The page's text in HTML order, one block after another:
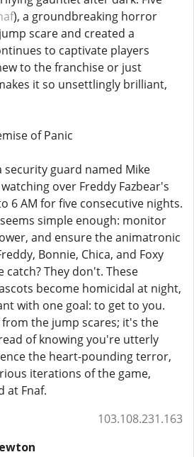
), a groundbreaking horror
scare and created a
to captivate players
to the franchise or just
it so unsettlingly brilliant,
of Panic
security guard named Mike
over Freddy Fazbear's
6 AM for five consecutive nights.
simple enough: monitor
and ensure the animatronic
Bonnie, Chica, and Foxy
catch? They don't. These
become homicidal at night,
with one goal: to get to you.
the jump scares; it's the
of knowing you're utterly
the heart-pounding terror,
iterations of the game,
at Fnaf.
103.108.231.163